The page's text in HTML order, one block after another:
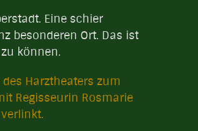
Eine schier
besonderen Ort. Das ist
können.
des Harztheaters zum
Regisseurin Rosmarie